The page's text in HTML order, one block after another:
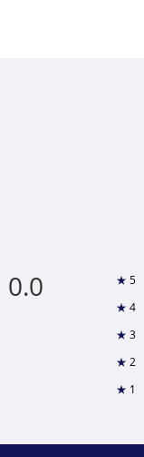
0.0 ★ 5
★ 4
★ 3
★ 2
★ 1